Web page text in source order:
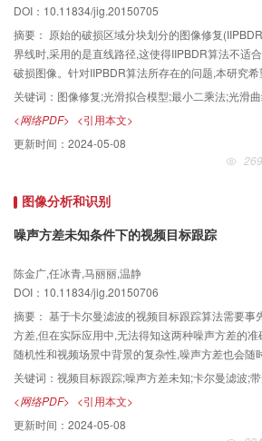
DOI：10.11834/jig.20150705
摘要： 原始的破损区域分块划分的图像修复
界线时,采用的是直线路径,这使得IIPBDR算法不适
破损图像。针对IIPBDR算法所存在的问题,本研究
意两匹配好断裂边界线之间的光滑曲线路径,并用此
中的直线路径,以对IIPBDR算法进行改进。 1) 通过
提出了光滑拟合模型;2) 采用最小二乘法求取光滑
两断裂边界线之间的光滑曲线路径;3) 用该光滑曲线
直线路径以修复连接两断裂边界线。 基于以上研究,
修复实验。和BSCB(Bertalmio, Sapiro, Caselles,
IIPBDR算法相比,本文算法所修复图像的PSNR值平
的视觉连通性效果、其边界线过渡更加自然。 本文
关键词： 图像修复;光滑拟合模型;最小二乘法;光滑
<网络PDF> <引用本文>
更新时间： 2024-05-08
图像分析和识别
噪声方差未知条件下的视频目标跟踪
陈金广,任冰青,马丽丽,温静
DOI：10.11834/jig.20150706
摘要： 基于卡尔曼滤波的视频目标跟踪算法需要事
方差,但在实际应用中,无法得知这两种噪声方差的
随机性和视频场景中背景的复杂性,噪声方差也会随
定的噪声方差不准确,跟踪精度会受影响,严重时会导
述问题,提出一种新的解决方法。 将带遗忘因子的
运用到视频目标跟踪研究领域。在该算法中,无需
Shift算法获得目标位置的初步估计,再利用EFRLS算
关键词： 视频目标跟踪;噪声方差未知;卡尔曼滤波;带遗忘因子的推
<网络PDF> <引用本文>
更新时间： 2024-05-08